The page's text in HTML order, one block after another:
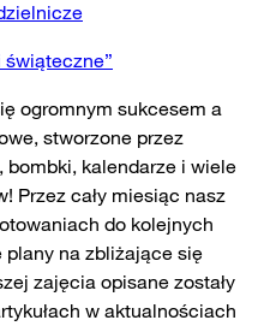
ogromnym sukcesem a
stworzone przez
kalendarze i wiele
Przez cały miesiąc nasz
do kolejnych
na zbliżające się
zajęcia opisane zostały
w aktualnościach